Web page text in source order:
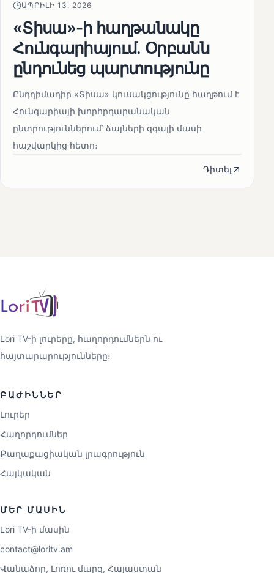
ԱՊՐԻԼԻ 13, 2026
«Տիսա»-ի հաղթանակը
Հունգարիայում․ Օրբանն
ընդունեց պարտությունը
Ընդդիմադիր «Տիսա» կուսակցությունը հաղթում է
Հունգարիայի խորհրդարանական
ընտրություններում՝ ձայների զգալի մասի
հաշվարկից հետո։
Դիտել
Lori TV-ի լուրերը, հաղորդումներն ու
հայտարարությունները։
ԲԱԺԻՆՆԵՐ
Լուրեր
Հաղորդումներ
Քաղաքացիական լրագրություն
Հայկական
ՄԵՐ ՄԱՍԻՆ
Lori TV-ի մասին
contact@loritv.am
Վանաձոր, Լոռու մարզ, Հայաստան